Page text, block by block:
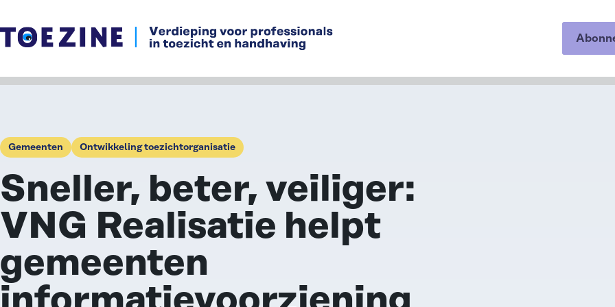
Ga naar de inhoud
op
Gemeenten Ontwikkeling toezichtorganisatie
Sneller, beter, veiliger:
VNG Realisatie helpt
gemeenten